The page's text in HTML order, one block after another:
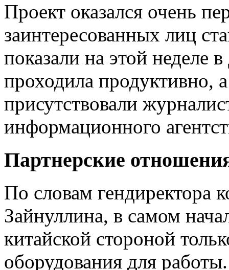
Проект оказался очень
заинтересованных лиц
показали на этой неделе
проходила продуктивно,
присутствовали
информационного
Партнерские
По словам гендиректора
Зайнуллина, в самом
китайской стороной
оборудования для